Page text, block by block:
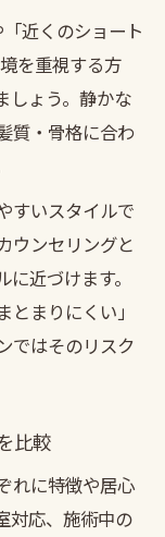
近くのショート
を重視する方
しょう。静かな
質・骨格に合わ
すいスタイルで
ウンセリングと
近づけます。
まりにくい」
ではそのリスク
比較
れに特徴や居心
対応、施術中の